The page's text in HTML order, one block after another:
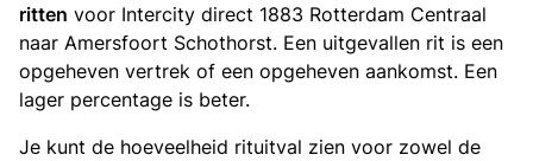
ritten voor Intercity direct 1883 Rotterdam Centraal
naar Amersfoort Schothorst. Een uitgevallen rit is een
opgeheven vertrek of een opgeheven aankomst. Een
lager percentage is beter.
Je kunt de hoeveelheid rituitval zien voor zowel de